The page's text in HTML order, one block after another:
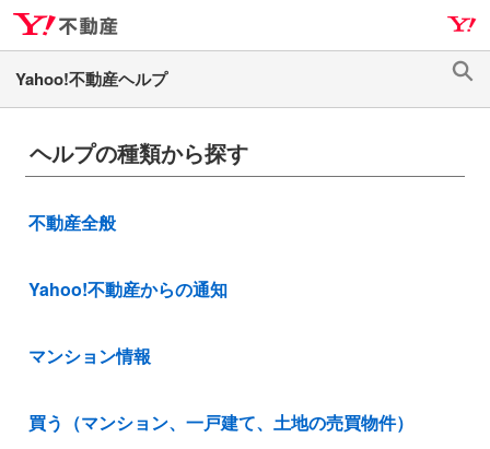
ナ
ビ
ゲ
ー
ョ
ン
ス
ッ
メ
イ
ン
コ
テ
ン
へ
キ
ヘルプの種類から探す
不動産全般
Yahoo!不動産からの通知
マンション情報
買う（マンション、一戸建て、土地の売買物件）